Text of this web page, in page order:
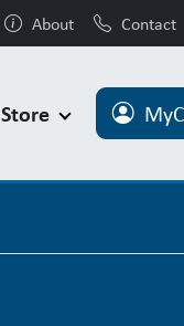
About Contact
Store